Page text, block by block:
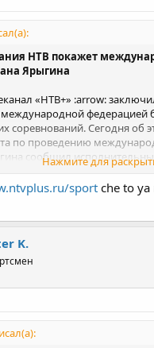
НТВ покажет
Ярыгина
«НТВ+» :arrow:
международной федерацией
соревнований. Сегодня об
по проведению
сообщил
вольной борьбы России
в этом году
Ярыгина присвоен статус
пройдет в
СМИ, в том числе газеты
спорт».
Нажмите для
sport che to
K.